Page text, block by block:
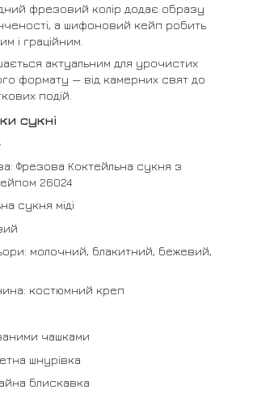
фрезовий колір додає образу
а шифоновий кейп робить
і граційним.
актуальним для урочистих
формату — від камерних свят до
подій.
сукні
Фрезова Коктейльна сукня з
26024
сукня міді
молочний, блакитний, бежевий,
костюмний креп
чашками
шнурівка
блискавка